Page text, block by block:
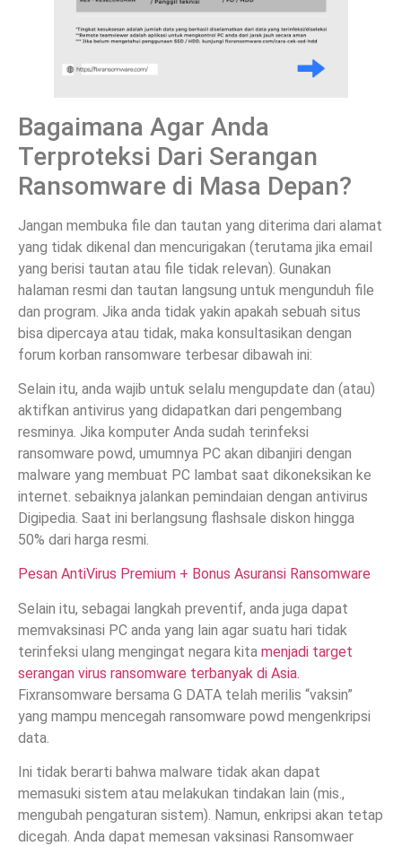
Bagaimana Agar Anda
Terproteksi Dari Serangan
Ransomware di Masa Depan?
Jangan membuka file dan tautan yang diterima dari alamat
yang tidak dikenal dan mencurigakan (terutama jika email
yang berisi tautan atau file tidak relevan). Gunakan
halaman resmi dan tautan langsung untuk mengunduh file
dan program. Jika anda tidak yakin apakah sebuah situs
bisa dipercaya atau tidak, maka konsultasikan dengan
forum korban ransomware terbesar dibawah ini:
Selain itu, anda wajib untuk selalu mengupdate dan (atau)
aktifkan antivirus yang didapatkan dari pengembang
resminya. Jika komputer Anda sudah terinfeksi
ransomware powd, umumnya PC akan dibanjiri dengan
malware yang membuat PC lambat saat dikoneksikan ke
internet. sebaiknya jalankan pemindaian dengan antivirus
Digipedia. Saat ini berlangsung flashsale diskon hingga
50% dari harga resmi.
Pesan AntiVirus Premium + Bonus Asuransi Ransomware
Selain itu, sebagai langkah preventif, anda juga dapat
memvaksinasi PC anda yang lain agar suatu hari tidak
terinfeksi ulang mengingat negara kita menjadi target
serangan virus ransomware terbanyak di Asia.
Fixransomware bersama G DATA telah merilis “vaksin”
yang mampu mencegah ransomware powd mengenkripsi
data.
Ini tidak berarti bahwa malware tidak akan dapat
memasuki sistem atau melakukan tindakan lain (mis.,
mengubah pengaturan sistem). Namun, enkripsi akan tetap
dicegah. Anda dapat memesan vaksinasi Ransomwaer